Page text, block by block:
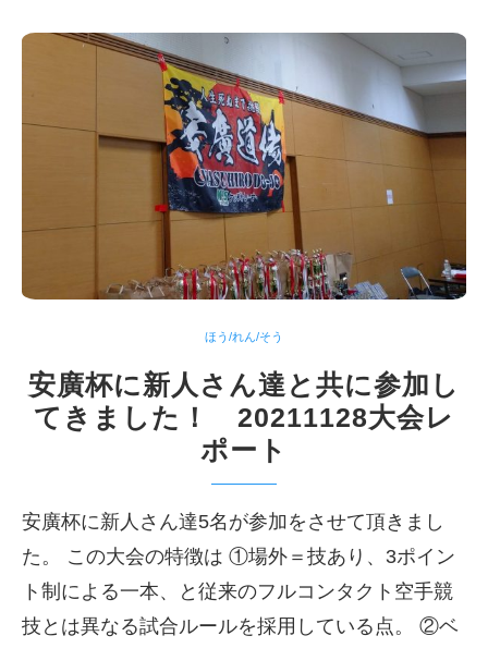
ほう/れん/そう
安廣杯に新人さん達と共に参加し
てきました！ 20211128大会レ
ポート
安廣杯に新人さん達5名が参加をさせて頂きまし
た。 この大会の特徴は ①場外＝技あり、3ポイン
ト制による一本、と従来のフルコンタクト空手競
技とは異なる試合ルールを採用している点。 ②ベ